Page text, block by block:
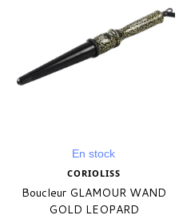
En stock
CORIOLISS
Boucleur GLAMOUR WAND
GOLD LEOPARD